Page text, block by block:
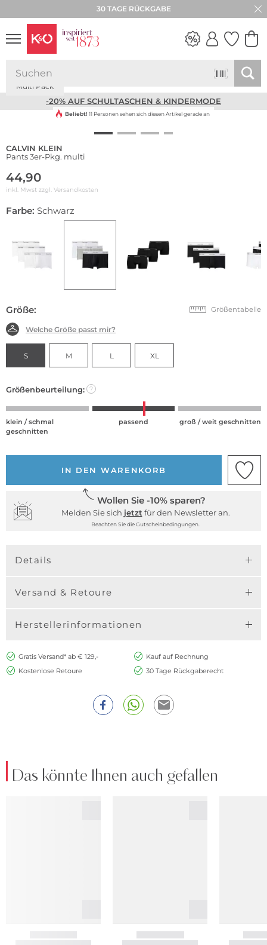
30 TAGE RÜCKGABE
NEW IN
-20% AUF SCHULTASCHEN & KINDERMODE
Multi Pack
Beliebt! 11 Personen sehen sich diesen Artikel gerade an
CALVIN KLEIN
Pants 3er-Pkg. multi
44,90
inkl. Mwst zzgl. Versandkosten
Farbe: Schwarz
Größe: Größentabelle
Welche Größe passt mir?
S M L XL
Größenbeurteilung: ?
klein / schmal
geschnitten
passend groß / weit geschnitten
IN DEN WARENKORB
Wollen Sie -10% sparen?
Melden Sie sich jetzt für den Newsletter an.
Beachten Sie die Gutscheinbedingungen.
Details
Versand & Retoure
Herstellerinformationen
Gratis Versand* ab € 129,-
Kauf auf Rechnung
Kostenlose Retoure
30 Tage Rückgaberecht
Das könnte Ihnen auch gefallen